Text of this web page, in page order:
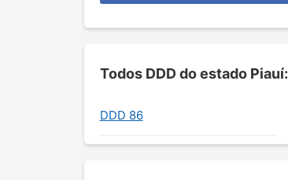
Todos DDD do estado Piauí:
DDD 86